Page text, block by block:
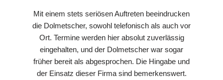
Mit einem stets seriösen Auftreten beeindrucken
die Dolmetscher, sowohl telefonisch als auch vor
Ort. Termine werden hier absolut zuverlässig
eingehalten, und der Dolmetscher war sogar
früher bereit als abgesprochen. Die Hingabe und
der Einsatz dieser Firma sind bemerkenswert.